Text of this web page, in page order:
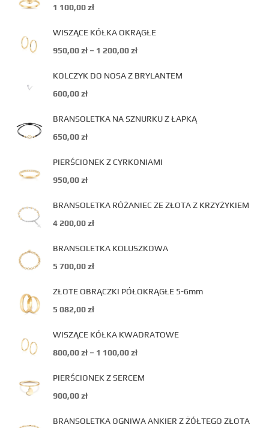
1 100,00zł
WISZĄCE KÓŁKA OKRĄGŁE
950,00zł – 1 200,00zł
KOLCZYK DO NOSA Z BRYLANTEM
600,00zł
BRANSOLETKA NA SZNURKU Z ŁAPKĄ
650,00zł
PIERŚCIONEK Z CYRKONIAMI
950,00zł
BRANSOLETKA RÓŻANIEC ZE ZŁOTA Z KRZYŻYKIEM
4 200,00zł
BRANSOLETKA KOLUSZKOWA
5 700,00zł
ZŁOTE OBRĄCZKI PÓŁOKRĄGŁE 5-6mm
5 082,00zł
WISZĄCE KÓŁKA KWADRATOWE
800,00zł – 1 100,00zł
PIERŚCIONEK Z SERCEM
900,00zł
BRANSOLETKA OGNIWA ANKIER Z ŻÓŁTEGO ZŁOTA